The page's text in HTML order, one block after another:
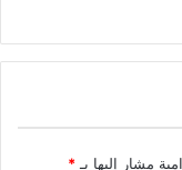
مشار إليها بـ*